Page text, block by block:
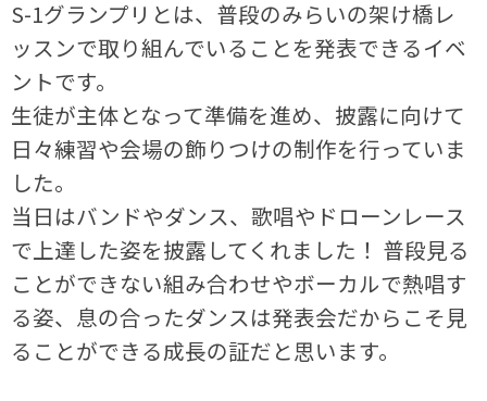
S-1グランプリとは、普段のみらいの架け橋レ
ッスンで取り組んでいることを発表できるイベ
ントです。
生徒が主体となって準備を進め、披露に向けて
日々練習や会場の飾りつけの制作を行っていま
した。
当日はバンドやダンス、歌唱やドローンレース
で上達した姿を披露してくれました！ 普段見る
ことができない組み合わせやボーカルで熱唱す
る姿、息の合ったダンスは発表会だからこそ見
ることができる成長の証だと思います。